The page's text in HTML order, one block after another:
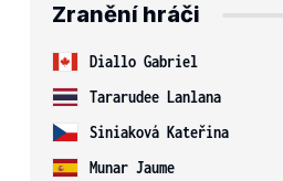
Zranění hráči
Diallo Gabriel
Tararudee Lanlana
Siniaková Kateřina
Munar Jaume